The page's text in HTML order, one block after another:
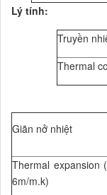
Lý tính:
Truyền
Thermal
Giãn nở nhiệt
Thermal expansion
6m/m.k)